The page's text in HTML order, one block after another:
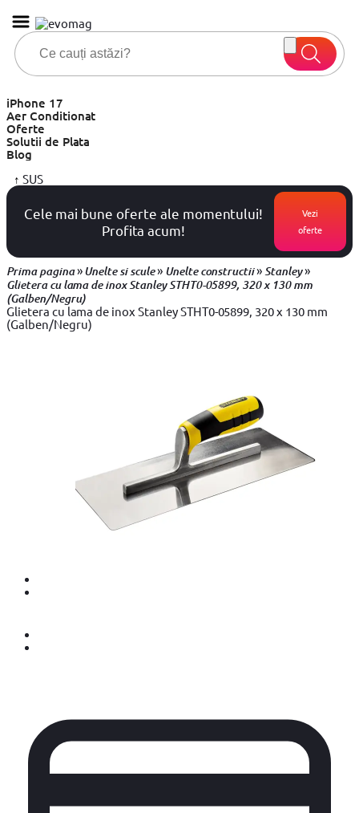
iPhone 17
Aer Conditionat
Oferte
Solutii de Plata
Blog
↑ SUS
Cele mai bune oferte ale momentului!
Profita acum!
Vezi
oferte
Prima pagina»Unelte si scule» Unelte constructii»Stanley»
Glietera cu lama de inox Stanley STHT0-05899, 320 x 130 mm
(Galben/Negru)
Glietera cu lama de inox Stanley STHT0-05899, 320 x 130 mm
(Galben/Negru)